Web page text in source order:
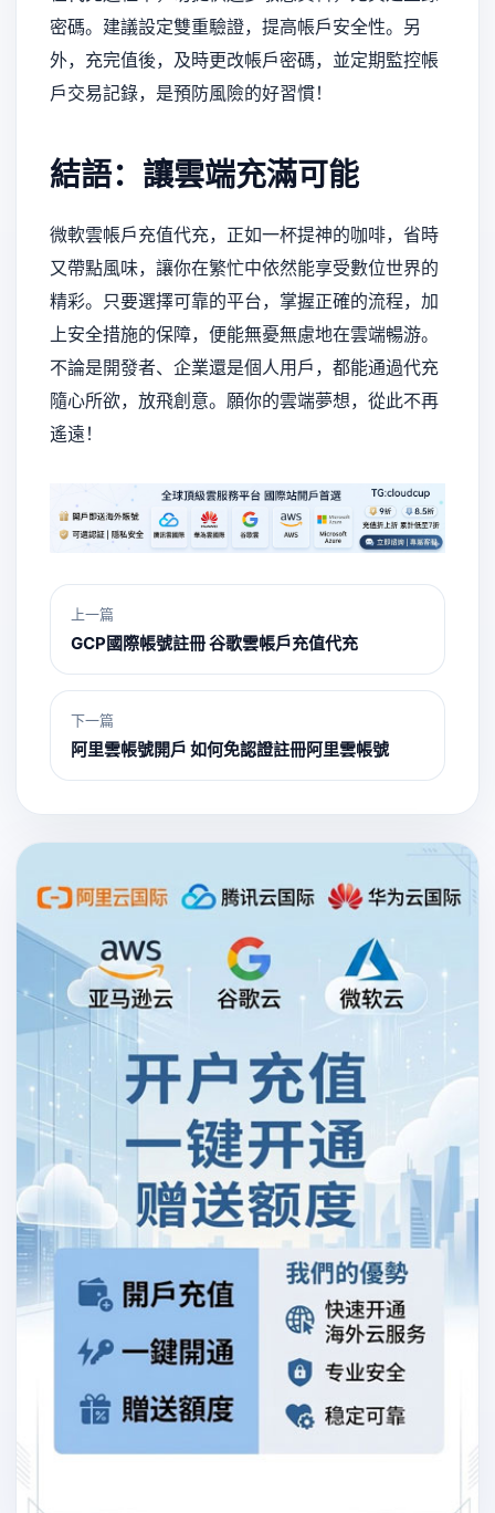
密碼。建議設定雙重驗證，提高帳戶安全性。另
外，充完值後，及時更改帳戶密碼，並定期監控帳
戶交易記錄，是預防風險的好習慣！
結語：讓雲端充滿可能
微軟雲帳戶充值代充，正如一杯提神的咖啡，省時
又帶點風味，讓你在繁忙中依然能享受數位世界的
精彩。只要選擇可靠的平台，掌握正確的流程，加
上安全措施的保障，便能無憂無慮地在雲端暢游。
不論是開發者、企業還是個人用戶，都能通過代充
隨心所欲，放飛創意。願你的雲端夢想，從此不再
遙遠！
上一篇
GCP國際帳號註冊 谷歌雲帳戶充值代充
下一篇
阿里雲帳號開戶 如何免認證註冊阿里雲帳號